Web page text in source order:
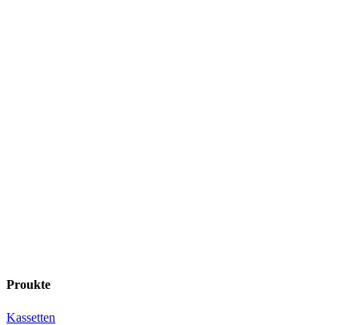
Proukte
Kassetten